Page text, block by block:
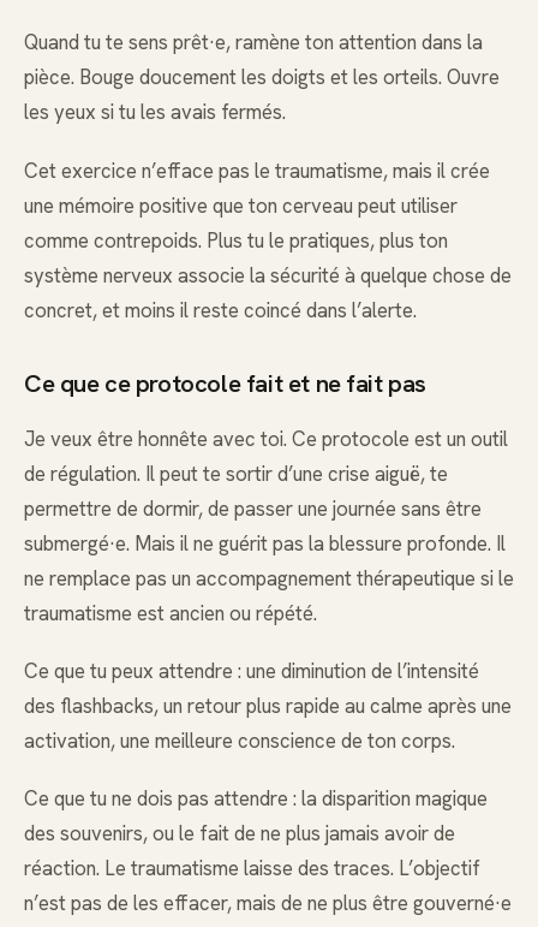
Quand tu te sens prêt·e, ramène ton attention dans la
pièce. Bouge doucement les doigts et les orteils. Ouvre
les yeux si tu les avais fermés.
Cet exercice n’efface pas le traumatisme, mais il crée
une mémoire positive que ton cerveau peut utiliser
comme contrepoids. Plus tu le pratiques, plus ton
système nerveux associe la sécurité à quelque chose de
concret, et moins il reste coincé dans l’alerte.
Ce que ce protocole fait et ne fait pas
Je veux être honnête avec toi. Ce protocole est un outil
de régulation. Il peut te sortir d’une crise aiguë, te
permettre de dormir, de passer une journée sans être
submergé·e. Mais il ne guérit pas la blessure profonde. Il
ne remplace pas un accompagnement thérapeutique si le
traumatisme est ancien ou répété.
Ce que tu peux attendre : une diminution de l’intensité
des flashbacks, un retour plus rapide au calme après une
activation, une meilleure conscience de ton corps.
Ce que tu ne dois pas attendre : la disparition magique
des souvenirs, ou le fait de ne plus jamais avoir de
réaction. Le traumatisme laisse des traces. L’objectif
n’est pas de les effacer, mais de ne plus être gouverné·e